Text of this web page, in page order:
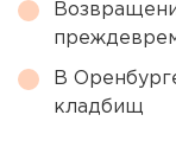
В
кладбищ